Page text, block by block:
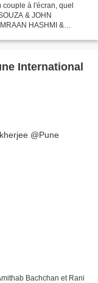
couple à l'écran, quel
& JOHN
HASHMI &
International
Bachchan et Rani